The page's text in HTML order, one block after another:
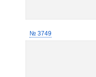
№ 3749